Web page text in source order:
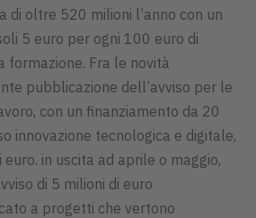
di oltre 520 milioni l’anno con un
5 euro per ogni 100 euro di
formazione. Fra le novità
pubblicazione dell’avviso per le
con un finanziamento da 20
innovazione tecnologica e digitale,
in uscita ad aprile o maggio,
di 5 milioni di euro
a progetti che vertono